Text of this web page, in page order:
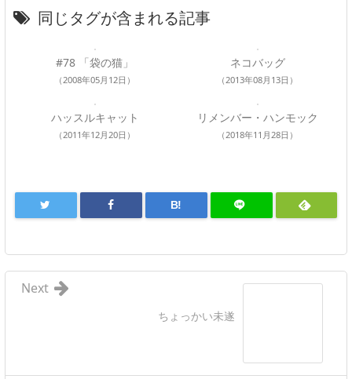
同じタグが含まれる記事
#78 「袋の猫」
（2008年05月12日）
ネコバッグ
（2013年08月13日）
ハッスルキャット
（2011年12月20日）
リメンバー・ハンモック
（2018年11月28日）
B!
ちょっかい未遂
Next